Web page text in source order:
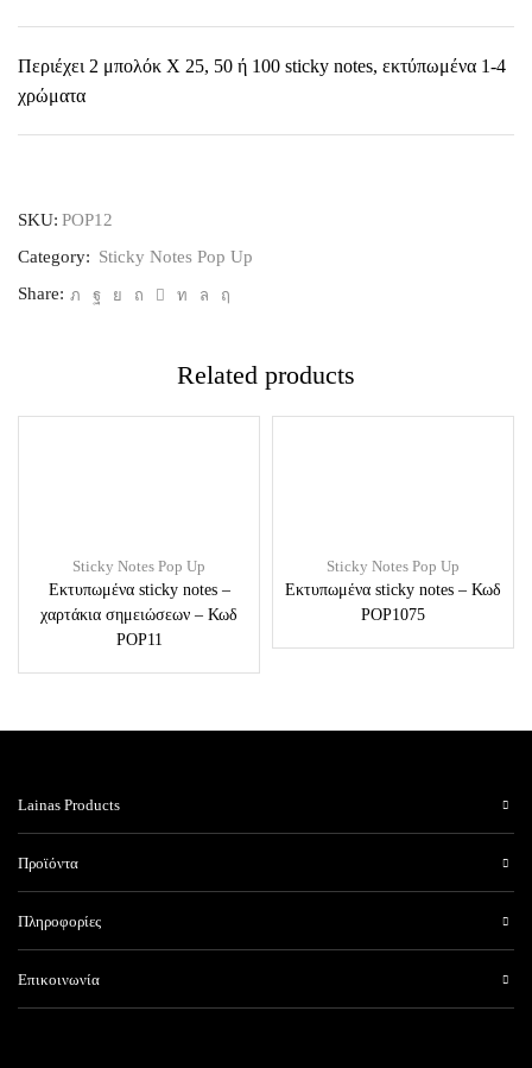
Περιέχει 2 μπολόκ Χ 25, 50 ή 100 sticky notes, εκτύπωμένα 1-4
χρώματα
SKU: POP12
Category: Sticky Notes Pop Up
Share:
Related products
Sticky Notes Pop Up
Εκτυπωμένα sticky notes –
χαρτάκια σημειώσεων – Κωδ
POP11
Sticky Notes Pop Up
Εκτυπωμένα sticky notes – Κωδ
POP1075
Lainas Products
Προϊόντα
Πληροφορίες
Επικοινωνία